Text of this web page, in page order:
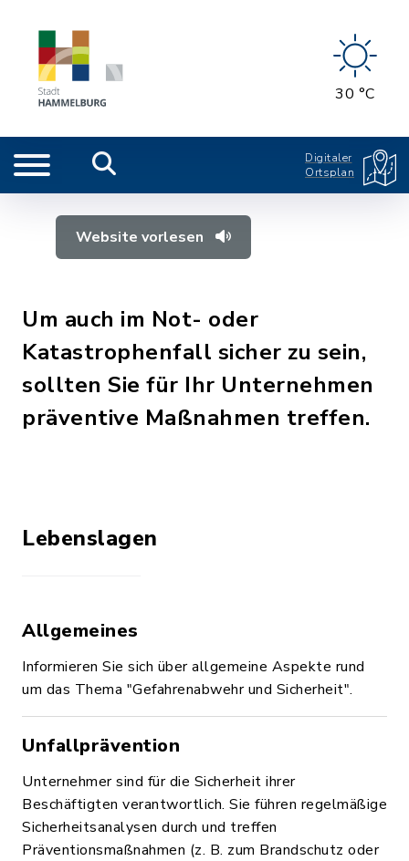
30 °C
Digitaler
Ortsplan
Website vorlesen
Um auch im Not- oder
Katastrophenfall sicher zu sein,
sollten Sie für Ihr Unternehmen
präventive Maßnahmen treffen.
Lebenslagen
Allgemeines
Informieren Sie sich über allgemeine Aspekte rund
um das Thema "Gefahrenabwehr und Sicherheit".
Unfallprävention
Unternehmer sind für die Sicherheit ihrer
Beschäftigten verantwortlich. Sie führen regelmäßige
Sicherheitsanalysen durch und treffen
Präventionsmaßnahmen (z. B. zum Brandschutz oder